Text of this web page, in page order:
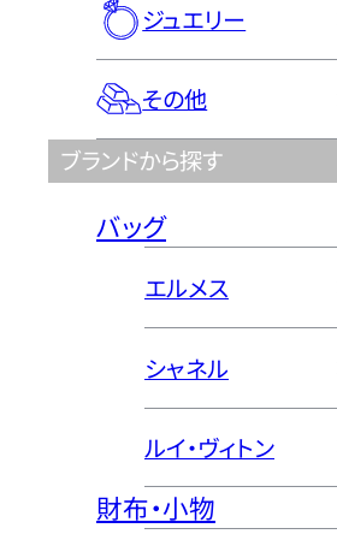
ジュエリー
その他
ブランドから探す
バッグ
エルメス
シャネル
ルイ・ヴィトン
財布・小物